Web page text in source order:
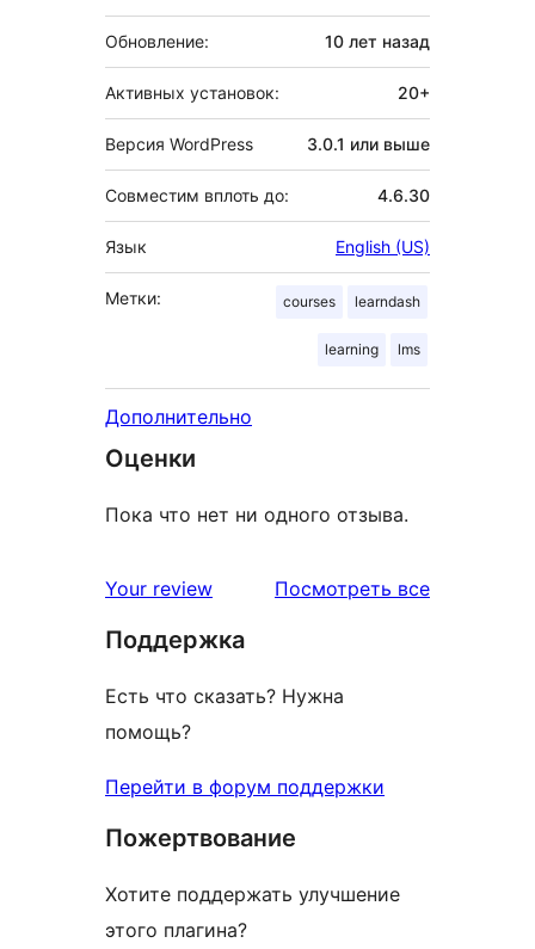
Обновление: 10 лет назад
Активных установок: 20+
Версия WordPress 3.0.1 или выше
Совместим вплоть до: 4.6.30
Язык English (US)
Метки: courses learndash
learning lms
Дополнительно
Оценки
Пока что нет ни одного отзыва.
Your review Посмотреть всеотзывы
Поддержка
Есть что сказать? Нужна
помощь?
Перейти в форум поддержки
Пожертвование
Хотите поддержать улучшение
этого плагина?